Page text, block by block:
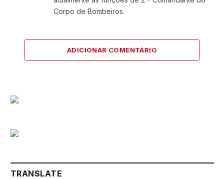
Corpo de Bombeiros.
ADICIONAR COMENTÁRIO
TRANSLATE